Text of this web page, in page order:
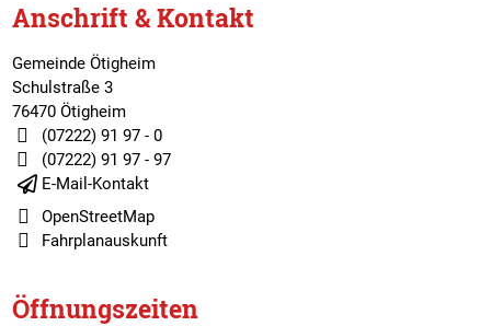
Anschrift & Kontakt
Gemeinde Ötigheim
Schulstraße 3
76470 Ötigheim
(07222) 91 97 - 0
(07222) 91 97 - 97
E-Mail-Kontakt
OpenStreetMap
Fahrplanauskunft
Öffnungszeiten